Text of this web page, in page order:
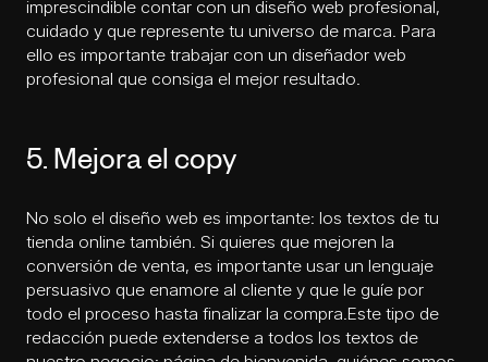
imprescindible contar con un diseño web profesional,
cuidado y que represente tu universo de marca. Para
ello es importante trabajar con un diseñador web
profesional que consiga el mejor resultado.
5. Mejora el copy
No solo el diseño web es importante: los textos de tu
tienda online también. Si quieres que mejoren la
conversión de venta, es importante usar un lenguaje
persuasivo que enamore al cliente y que le guíe por
todo el proceso hasta finalizar la compra.Este tipo de
redacción puede extenderse a todos los textos de